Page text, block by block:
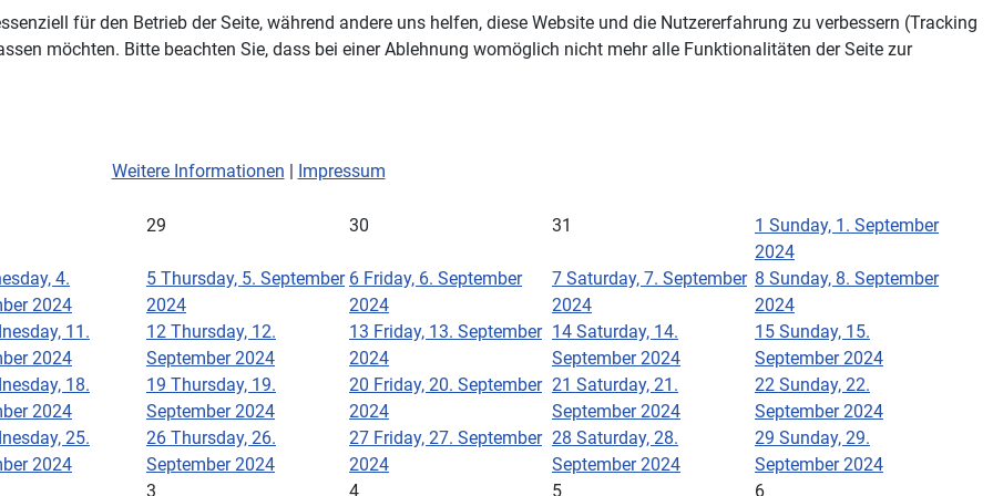
29 30 31 1 Sunday, 1. September
2024
4.
2024
5 Thursday, 5. September
2024
6 Friday, 6. September
2024
7 Saturday, 7. September
2024
8 Sunday, 8. September
2024
11.
2024
12 Thursday, 12.
September 2024
13 Friday, 13. September
2024
14 Saturday, 14.
September 2024
15 Sunday, 15.
September 2024
18.
2024
19 Thursday, 19.
September 2024
20 Friday, 20. September
2024
21 Saturday, 21.
September 2024
22 Sunday, 22.
September 2024
25.
2024
26 Thursday, 26.
September 2024
27 Friday, 27. September
2024
28 Saturday, 28.
September 2024
29 Sunday, 29.
September 2024
3
4 5 6
für den Betrieb der Seite, während andere uns helfen, diese Website und die Nutzererfahrung zu verbessern (Tracking
möchten. Bitte beachten Sie, dass bei einer Ablehnung womöglich nicht mehr alle Funktionalitäten der Seite zur
Weitere Informationen | Impressum